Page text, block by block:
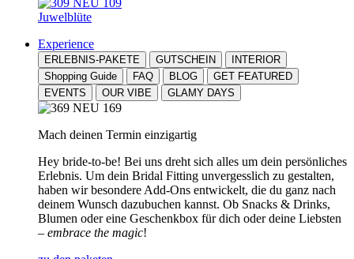
Juwelblüte
Experience
ERLEBNIS-PAKETE GUTSCHEIN
INTERIOR
Shopping Guide
FAQ BLOG
GET FEATURED
EVENTS
OUR VIBE GLAMY DAYS
Mach deinen Termin einzigartig
Hey bride-to-be! Bei uns dreht sich alles um dein persönliches
Erlebnis. Um dein Bridal Fitting unvergesslich zu gestalten,
haben wir besondere Add-Ons entwickelt, die du ganz nach
deinem Wunsch dazubuchen kannst. Ob Snacks & Drinks,
Blumen oder eine Geschenkbox für dich oder deine Liebsten
– embrace the magic!